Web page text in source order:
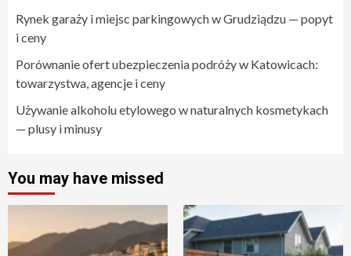
Rynek garaży i miejsc parkingowych w Grudziądzu — popyt
i ceny
Porównanie ofert ubezpieczenia podróży w Katowicach:
towarzystwa, agencje i ceny
Używanie alkoholu etylowego w naturalnych kosmetykach
— plusy i minusy
You may have missed